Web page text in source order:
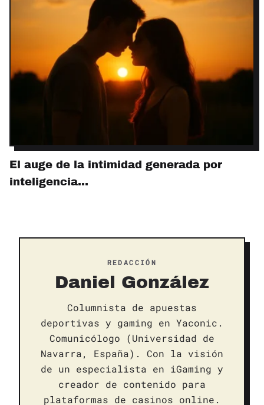
El auge de la intimidad generada por
inteligencia…
REDACCIÓN
Daniel González
Columnista de apuestas
deportivas y gaming en Yaconic.
Comunicólogo (Universidad de
Navarra, España). Con la visión
de un especialista en iGaming y
creador de contenido para
plataformas de casinos online.